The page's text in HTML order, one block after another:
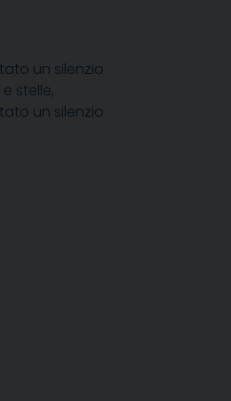
un silenzio
stelle,
un silenzio